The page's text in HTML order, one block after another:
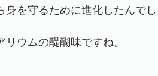
を守るために進化したんで
ウムの醍醐味ですね。